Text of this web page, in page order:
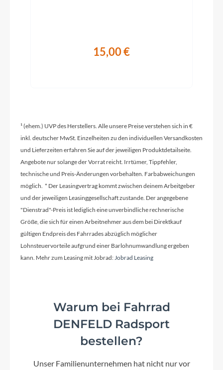
Kurbelgarnitur
Lenker
Syncros Creston 2.0 Aero
Farbe
Shimano BB-RS500-PB
8.16 kg
Umwerfer
System
15,00 €
¹ (ehem.) UVP des Herstellers. Alle unsere Preise verstehen sich in €
inkl. deutscher MwSt. Einzelheiten zu den individuellen Versandkosten
und Lieferzeiten erfahren Sie auf der jeweiligen Produktdetailseite.
Angebote nur solange der Vorrat reicht. Irrtümer, Tippfehler,
technische und Preis-Änderungen vorbehalten. Farbabweichungen
möglich. * Der Leasingvertrag kommt zwischen deinem Arbeitgeber
und der jeweiligen Leasinggesellschaft zustande. Der angegebene
"Dienstrad"-Preis ist lediglich eine unverbindliche rechnerische
Größe, die sich für einen Arbeitnehmer aus dem bei Direktkauf
gültigen Endpreis des Fahrrades abzüglich möglicher
Lohnsteuervorteile aufgrund einer Barlohnumwandlung ergeben
kann. Mehr zum Leasing mit Jobrad:Jobrad Leasing
Warum bei Fahrrad
DENFELD Radsport
bestellen?
Unser Familienunternehmen hat nicht nur vor